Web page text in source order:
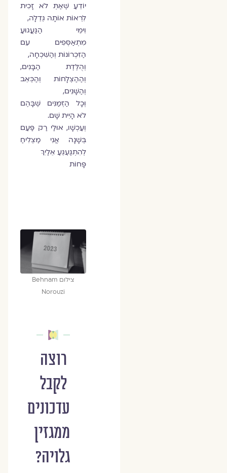
יוֹדֵעַ שֶׁאַתְּ לֹא זָכִית
לִרְאוֹת אוֹתָהּ גְּדֵלָה,
וִימֵי הַגַּעֲגוּעַ
מִתְאַסְּפִים עִם
הַזִּכְרוֹנוֹת וְהַשִּׁכְחָה,
וְהֻלֶּדֶת הַבָּנִים,
וְהַהַצְלָחוֹת וְהַכְּאֵב
וְהַשָּׁנִים,
וְכָל הַזְּמַנִּים שֶׁבָּהֶם
לֹא הָיִית שָׁם.
וְעַכְשָׁו, אוּלַי רַק פַּעַם
בְּשָׁנָה אֲנִי מַצְלִיחַ
לְהִתְגַּעְגֵּעַ אֵלַיִךְ
פָּחוֹת
צילום Behnam
Norouzi
רוצה
לקבל
עדכונים
ממגזין
גלויה?